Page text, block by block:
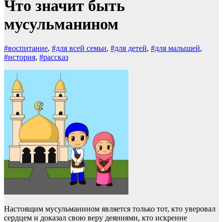
Что значит быть
мусульманином
#воспитание, #для всей семьи, #для детей, #для малышей,
#история, #рассказ
Настоящим мусульманином является только тот, кто уверовал
сердцем и доказал свою веру деяниями, кто искренне